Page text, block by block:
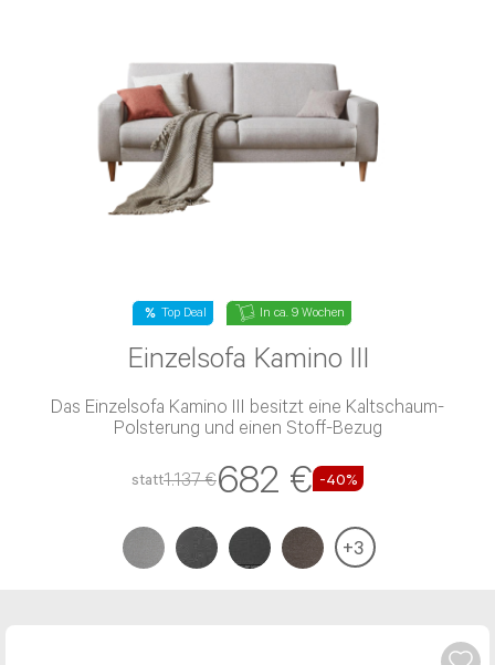
Haben Sie noch Fragen? Sie können uns Ihr
Service@kabs.de
Alternativ steht Ihnen das Kontaktformular zur
Top Deal In ca. 9 Wochen
Einzelsofa Kamino III
Das Einzelsofa Kamino III besitzt eine Kaltschaum-
Polsterung und einen Stoff-Bezug
statt1.137 €682 € -40%
+3